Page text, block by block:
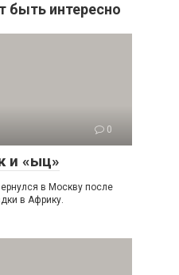
интересно
0
и «ыц»
в Москву после
в Африку.